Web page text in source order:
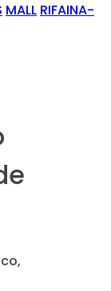
MALL RIFAINA-